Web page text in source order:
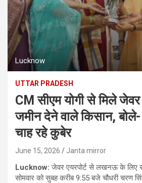
Lucknow
UTTAR PRADESH
CM सीएम योगी से मिले जेवर
जमीन देने वाले किसान,
चाह रहे कुबेर
June 15, 2026 Janta mirror
Lucknow:जेवर एयरपोर्ट से लखनऊ के लिए
सोमवार को सुबह करीब 9:55 बजे चौधरी चरण